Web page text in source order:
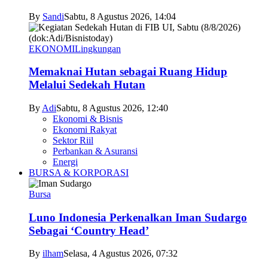
By SandiSabtu, 8 Agustus 2026, 14:04
EKONOMILingkungan
Memaknai Hutan sebagai Ruang Hidup
Melalui Sedekah Hutan
By AdiSabtu, 8 Agustus 2026, 12:40
Ekonomi & Bisnis
Ekonomi Rakyat
Sektor Riil
Perbankan & Asuransi
Energi
BURSA & KORPORASI
Bursa
Luno Indonesia Perkenalkan Iman Sudargo
Sebagai ‘Country Head’
By ilhamSelasa, 4 Agustus 2026, 07:32